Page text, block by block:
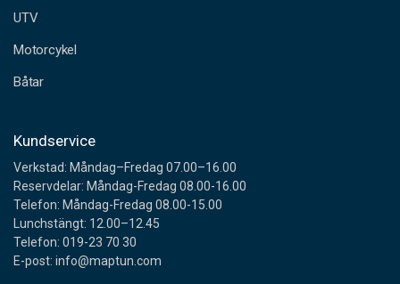
s
UTV
Motorcykel
Båtar
Kundservice
Verkstad: Måndag–Fredag 07.00–16.00
Reservdelar: Måndag-Fredag 08.00-16.00
Telefon: Måndag-Fredag 08.00-15.00
Lunchstängt: 12.00–12.45
Telefon: 019-23 70 30
E-post: info@maptun.com